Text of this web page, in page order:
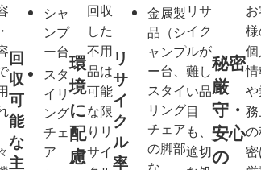
回
収
可
能
な
主
シャ
ンプ
ー台
スタ
イリ
ング
チェ
ア
環
境
に
配
慮
回収
した
不用
品は
可能
な限
りリ
サイ
リ
サ
イ
ク
ル
率
金属製
品（シ
ャンプ
ー台、
スタイ
リング
チェア
の脚部
リサ
イク
ルが
難し
い品
目
も、
適切
秘密
厳
守・
安心
の